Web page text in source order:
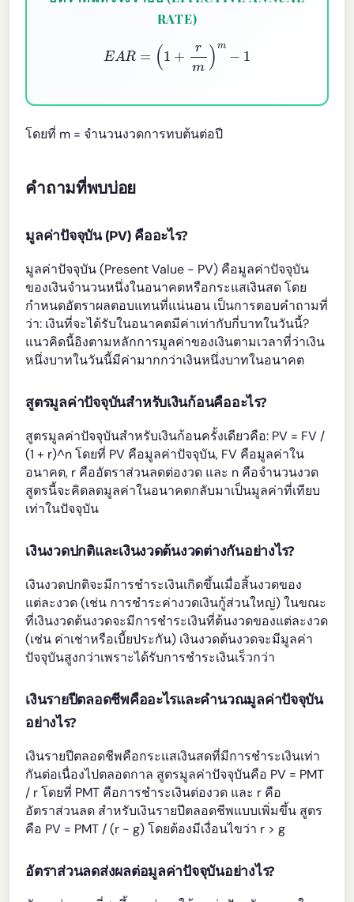
RATE)
=( m) m −1
โดยที่ m = จำนวนงวดการทบต้นต่อปี
คำถามที่พบบ่อย
มูลค่าปัจจุบัน (PV) คืออะไร?
มูลค่าปัจจุบัน (Present Value - PV) คือมูลค่าปัจจุบัน
ของเงินจำนวนหนึ่งในอนาคตหรือกระแสเงินสด โดย
กำหนดอัตราผลตอบแทนที่แน่นอน เป็นการตอบคำถามที่
ว่า: เงินที่จะได้รับในอนาคตมีค่าเท่ากับกี่บาทในวันนี้?
แนวคิดนี้อิงตามหลักการมูลค่าของเงินตามเวลาที่ว่าเงิน
หนึ่งบาทในวันนี้มีค่ามากกว่าเงินหนึ่งบาทในอนาคต
สูตรมูลค่าปัจจุบันสำหรับเงินก้อนคืออะไร?
สูตรมูลค่าปัจจุบันสำหรับเงินก้อนครั้งเดียวคือ: PV = FV /
(1 + r)^n โดยที่ PV คือมูลค่าปัจจุบัน, FV คือมูลค่าใน
อนาคต, r คืออัตราส่วนลดต่องวด และ n คือจำนวนงวด
สูตรนี้จะคิดลดมูลค่าในอนาคตกลับมาเป็นมูลค่าที่เทียบ
เท่าในปัจจุบัน
เงินงวดปกติและเงินงวดต้นงวดต่างกันอย่างไร?
เงินงวดปกติจะมีการชำระเงินเกิดขึ้นเมื่อสิ้นงวดของ
แต่ละงวด (เช่น การชำระค่างวดเงินกู้ส่วนใหญ่) ในขณะ
ที่เงินงวดต้นงวดจะมีการชำระเงินที่ต้นงวดของแต่ละงวด
(เช่น ค่าเช่าหรือเบี้ยประกัน) เงินงวดต้นงวดจะมีมูลค่า
ปัจจุบันสูงกว่าเพราะได้รับการชำระเงินเร็วกว่า
เงินรายปีตลอดชีพคืออะไรและคำนวณมูลค่าปัจจุบัน
อย่างไร?
เงินรายปีตลอดชีพคือกระแสเงินสดที่มีการชำระเงินเท่า
กันต่อเนื่องไปตลอดกาล สูตรมูลค่าปัจจุบันคือ PV = PMT
/ r โดยที่ PMT คือการชำระเงินต่องวด และ r คือ
อัตราส่วนลด สำหรับเงินรายปีตลอดชีพแบบเพิ่มขึ้น สูตร
คือ PV = PMT / (r - g) โดยต้องมีเงื่อนไขว่า r > g
อัตราส่วนลดส่งผลต่อมูลค่าปัจจุบันอย่างไร?